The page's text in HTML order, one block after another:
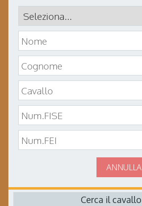
ANNULLA
Cerca il cavallo